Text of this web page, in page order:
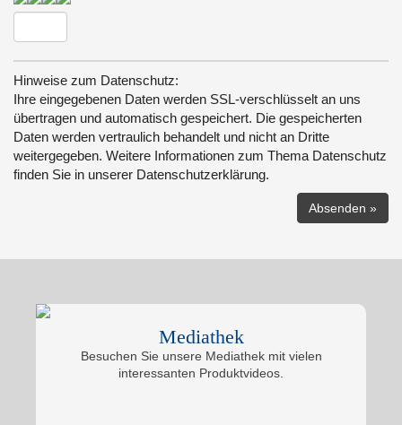
Hinweise zum Datenschutz:
Ihre eingegebenen Daten werden SSL-verschlüsselt an uns
übertragen und automatisch gespeichert. Die gespeicherten
Daten werden vertraulich behandelt und nicht an Dritte
weitergegeben. Weitere Informationen zum Thema Datenschutz
finden Sie in unserer Datenschutzerklärung.
Mediathek
Besuchen Sie unsere Mediathek mit vielen
interessanten Produktvideos.